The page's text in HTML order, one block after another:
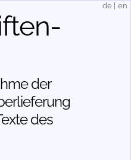
der
des
de en